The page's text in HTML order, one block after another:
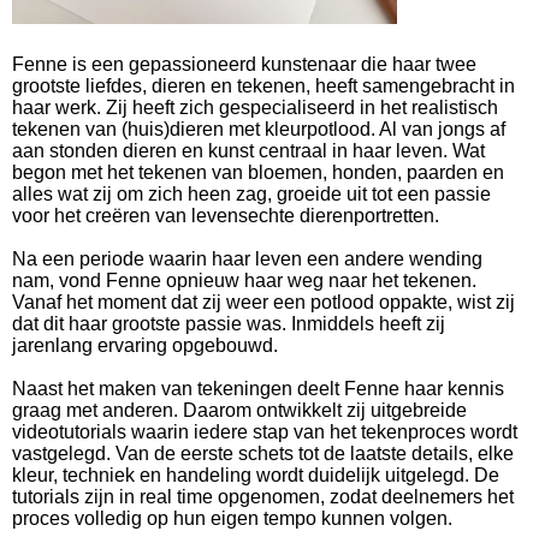
Fenne is een gepassioneerd kunstenaar die haar twee
grootste liefdes, dieren en tekenen, heeft samengebracht in
haar werk. Zij heeft zich gespecialiseerd in het realistisch
tekenen van (huis)dieren met kleurpotlood. Al van jongs af
aan stonden dieren en kunst centraal in haar leven. Wat
begon met het tekenen van bloemen, honden, paarden en
alles wat zij om zich heen zag, groeide uit tot een passie
voor het creëren van levensechte dierenportretten.
Na een periode waarin haar leven een andere wending
nam, vond Fenne opnieuw haar weg naar het tekenen.
Vanaf het moment dat zij weer een potlood oppakte, wist zij
dat dit haar grootste passie was. Inmiddels heeft zij
jarenlang ervaring opgebouwd.
Naast het maken van tekeningen deelt Fenne haar kennis
graag met anderen. Daarom ontwikkelt zij uitgebreide
videotutorials waarin iedere stap van het tekenproces wordt
vastgelegd. Van de eerste schets tot de laatste details, elke
kleur, techniek en handeling wordt duidelijk uitgelegd. De
tutorials zijn in real time opgenomen, zodat deelnemers het
proces volledig op hun eigen tempo kunnen volgen.